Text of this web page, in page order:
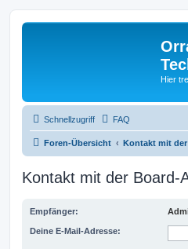
Hier
Schnellzugriff FAQ
Foren-Übersicht Kontakt mit
Kontakt mit der Board-
Empfänger:
Deine E-Mail-Adresse: